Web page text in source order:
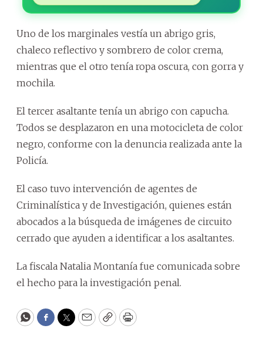
Uno de los marginales vestía un abrigo gris,
chaleco reflectivo y sombrero de color crema,
mientras que el otro tenía ropa oscura, con gorra y
mochila.
El tercer asaltante tenía un abrigo con capucha.
Todos se desplazaron en una motocicleta de color
negro, conforme con la denuncia realizada ante la
Policía.
El caso tuvo intervención de agentes de
Criminalística y de Investigación, quienes están
abocados a la búsqueda de imágenes de circuito
cerrado que ayuden a identificar a los asaltantes.
La fiscala Natalia Montanía fue comunicada sobre
el hecho para la investigación penal.
WhatsApp
Facebook
Twitter
EmailCopyPrint